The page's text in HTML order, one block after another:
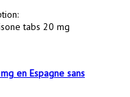
tabs 20 mg
en Espagne sans